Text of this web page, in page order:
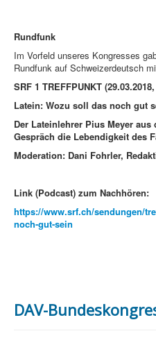
Rundfunk
Im Vorfeld unseres Kongresses
Rundfunk auf Schweizerdeutsch
SRF 1 TREFFPUNKT
Latein: Wozu soll das noch gut
Der Lateinlehrer Pius Meyer
Gespräch die Lebendigkeit des
Moderation: Dani Fohrler,
Link (Podcast) zum Nachhören:
https://www.srf.ch/sendungen/
noch-gut-sein
DAV-